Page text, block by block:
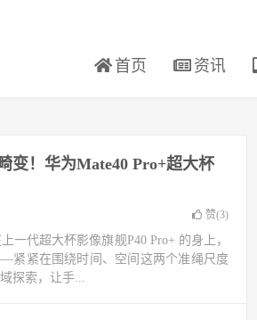
首页 资讯
变！华为Mate40 Pro+超大杯
赞(3)
一代超大杯影像旗舰P40 Pro+ 的身上，
紧紧在围绕时间、空间这两个准绳尺度
探索，让手...